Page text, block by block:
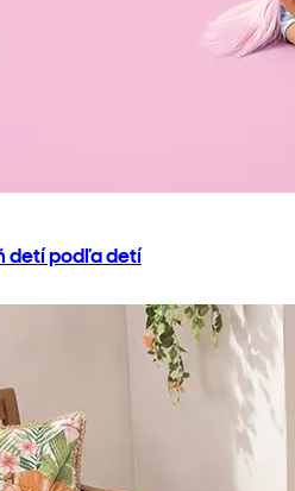
detí podľa detí